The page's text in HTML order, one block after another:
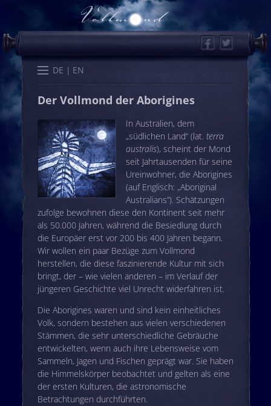
FacebookTwitter
DE EN
Start Kalender Karten
Der Vollmond der Aborigines
In Australien, dem
„südlichen Land“ (lat. terra
australis), scheint der Mond
seit Jahrtausenden für seine
Ureinwohner, die Aborigines
(auf Englisch: „Aboriginal
Australians“). Schätzungen
zufolge bewohnen diese den Kontinent seit mehr
als 50.000 Jahren, während die Besiedlung durch
die Europäer erst vor 200 bis 400 Jahren begann.
Wir wollen ein paar Bezüge zum Vollmond
herstellen, die diese faszinierende Kultur mit sich
bringt, der – wie vielen anderen – im Verlauf der
jüngeren Geschichte viel Unrecht widerfahren ist.
Die Aborigines waren und sind kein einheitliches
Volk, sondern bestehen aus vielen verschiedenen
Stämmen, die sehr unterschiedliche Gebräuche
entwickelten, wenn auch ihre Lebensweise vom
Sammeln, Jagen und Fischen geprägt war. Sie haben
die Himmelskörper beobachtet und gelten als eine
der ersten Kulturen, die astronomische
Betrachtungen durchführten.